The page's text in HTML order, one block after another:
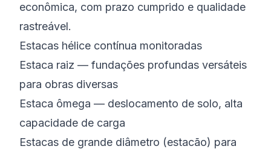
econômica, com prazo cumprido e qualidade
rastreável.
Estacas hélice contínua monitoradas
Estaca raiz — fundações profundas versáteis
para obras diversas
Estaca ômega — deslocamento de solo, alta
capacidade de carga
Estacas de grande diâmetro (estacão) para